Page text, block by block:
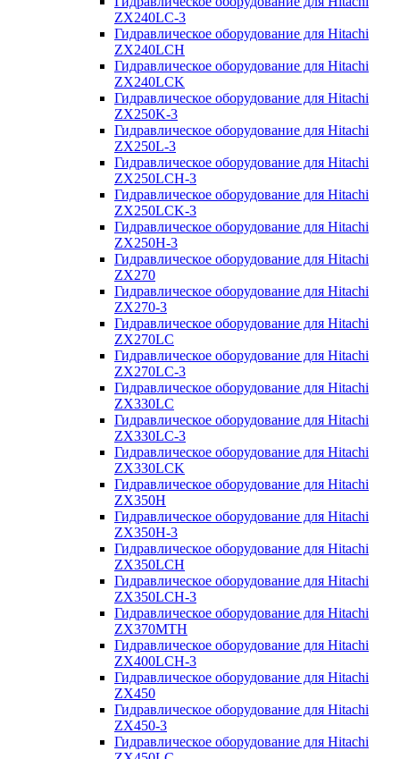
ZX240LC-3
Гидравлическое оборудование для Hitachi
ZX240LCH
Гидравлическое оборудование для Hitachi
ZX240LCK
Гидравлическое оборудование для Hitachi
ZX250K-3
Гидравлическое оборудование для Hitachi
ZX250L-3
Гидравлическое оборудование для Hitachi
ZX250LCH-3
Гидравлическое оборудование для Hitachi
ZX250LCK-3
Гидравлическое оборудование для Hitachi
ZX250Н-3
Гидравлическое оборудование для Hitachi
ZX270
Гидравлическое оборудование для Hitachi
ZX270-3
Гидравлическое оборудование для Hitachi
ZX270LC
Гидравлическое оборудование для Hitachi
ZX270LC-3
Гидравлическое оборудование для Hitachi
ZX330LC
Гидравлическое оборудование для Hitachi
ZX330LC-3
Гидравлическое оборудование для Hitachi
ZX330LCK
Гидравлическое оборудование для Hitachi
ZX350H
Гидравлическое оборудование для Hitachi
ZX350H-3
Гидравлическое оборудование для Hitachi
ZX350LCH
Гидравлическое оборудование для Hitachi
ZX350LCH-3
Гидравлическое оборудование для Hitachi
ZX370MTH
Гидравлическое оборудование для Hitachi
ZX400LCH-3
Гидравлическое оборудование для Hitachi
ZX450
Гидравлическое оборудование для Hitachi
ZX450-3
Гидравлическое оборудование для Hitachi